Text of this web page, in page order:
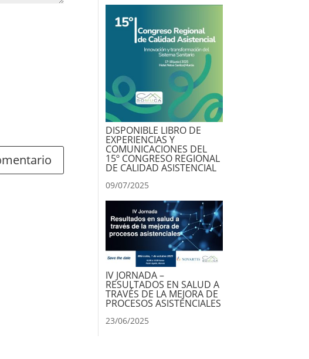
DISPONIBLE LIBRO DE
EXPERIENCIAS Y
COMUNICACIONES DEL
15º CONGRESO REGIONAL
DE CALIDAD ASISTENCIAL
09/07/2025
IV JORNADA –
RESULTADOS EN SALUD A
TRAVÉS DE LA MEJORA DE
PROCESOS ASISTENCIALES
23/06/2025